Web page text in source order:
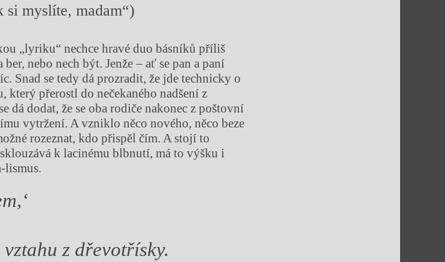
si myslíte, madam“)
„lyriku“ nechce hravé duo básníků příliš
nebo nech být. Jenže – ať se pan a paní
Snad se tedy dá prozradit, že jde technicky o
přerostl do nečekaného nadšení z
dá dodat, že se oba rodiče nakonec z poštovní
vytržení. A vzniklo něco nového, něco beze
rozeznat, kdo přispěl čím. A stojí to
k lacinému blbnutí, má to výšku i
lismus.
z dřevotřísky.